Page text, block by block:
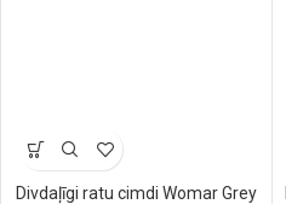
Divdaļīgi ratu cimdi Womar Grey